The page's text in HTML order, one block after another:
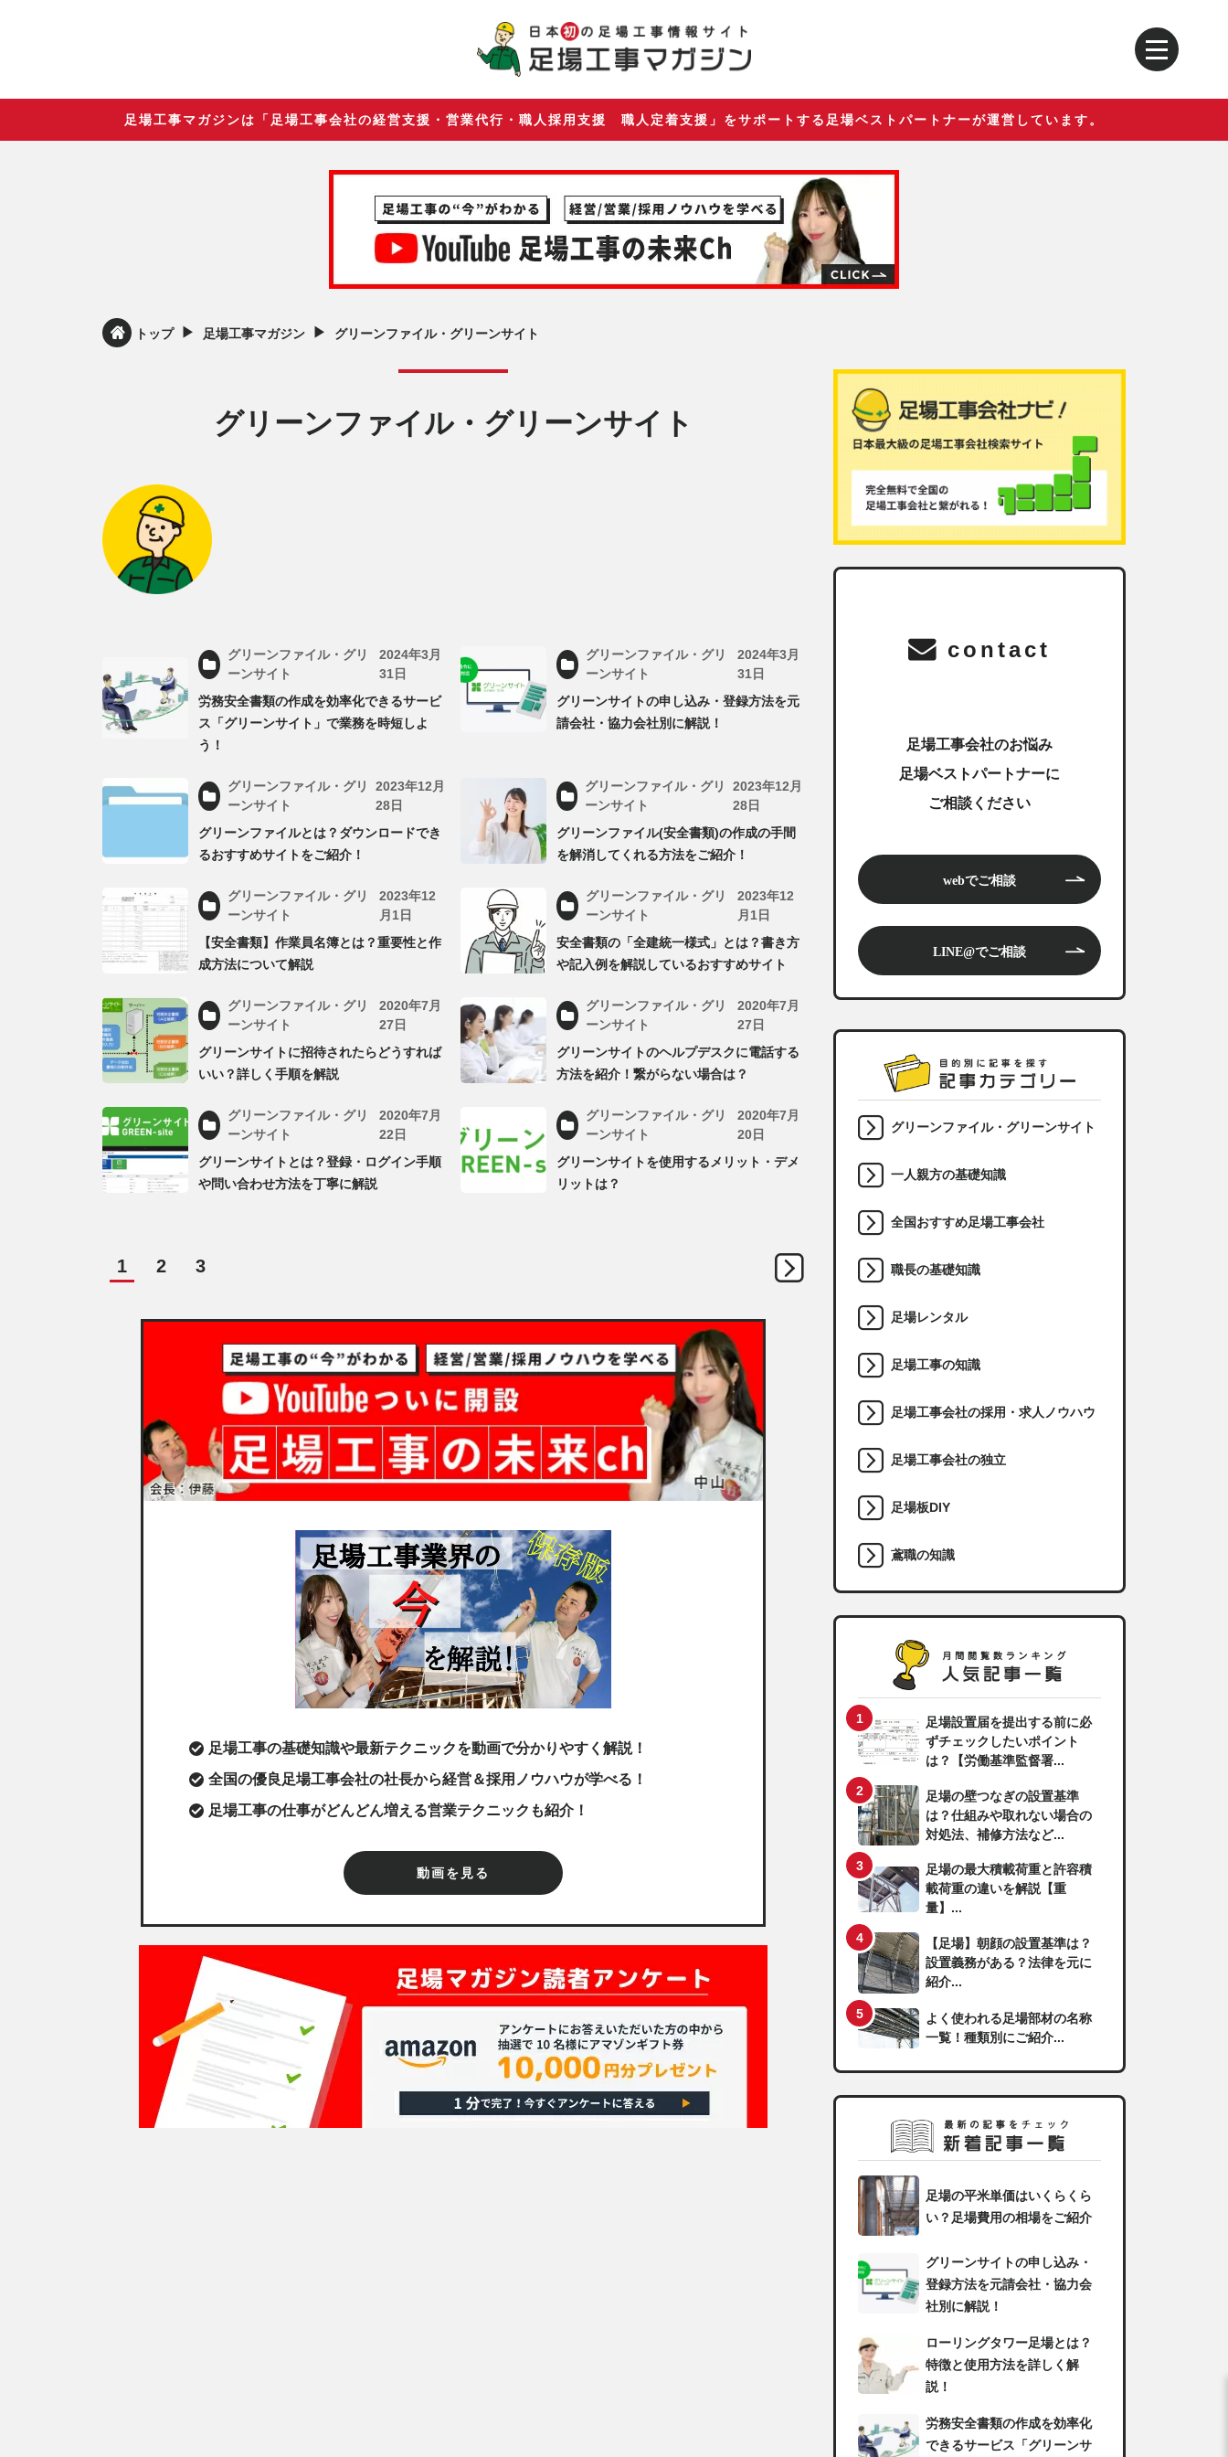
足場工事マガジンは「足場工事会社の経営支援・営業代行・職人採用支援 職人定着支援」をサポートする足場ベストパートナーが運営しています。
トップ ▶︎ 足場工事マガジン ▶︎ グリーンファイル・グリーンサイト
グリーンファイル・グリーンサイト
グリーンファイル・グリ
ーンサイト
2024年3月
31日
労務安全書類の作成を効率化できるサービ
ス「グリーンサイト」で業務を時短しよ
う！
グリーンファイル・グリ
ーンサイト
2024年3月
31日
グリーンサイトの申し込み・登録方法を元
請会社・協力会社別に解説！
グリーンファイル・グリ
ーンサイト
2023年12月
28日
グリーンファイルとは？ダウンロードでき
るおすすめサイトをご紹介！
グリーンファイル・グリ
ーンサイト
2023年12月
28日
グリーンファイル(安全書類)の作成の手間
を解消してくれる方法をご紹介！
グリーンファイル・グリ
ーンサイト
2023年12
月1日
【安全書類】作業員名簿とは？重要性と作
成方法について解説
グリーンファイル・グリ
ーンサイト
2023年12
月1日
安全書類の「全建統一様式」とは？書き方
や記入例を解説しているおすすめサイト
グリーンファイル・グリ
ーンサイト
2020年7月
27日
グリーンサイトに招待されたらどうすれば
いい？詳しく手順を解説
グリーンファイル・グリ
ーンサイト
2020年7月
27日
グリーンサイトのヘルプデスクに電話する
方法を紹介！繋がらない場合は？
グリーンファイル・グリ
ーンサイト
2020年7月
22日
グリーンサイトとは？登録・ログイン手順
や問い合わせ方法を丁寧に解説
グリーンファイル・グリ
ーンサイト
2020年7月
20日
グリーンサイトを使用するメリット・デメ
リットは？
1 2 3
足場工事の基礎知識や最新テクニックを動画で分かりやすく解説！
全国の優良足場工事会社の社長から経営＆採用ノウハウが学べる！
足場工事の仕事がどんどん増える営業テクニックも紹介！
動画を見る
contact
足場工事会社のお悩み
足場ベストパートナーに
ご相談ください
webでご相談
LINE@でご相談
グリーンファイル・グリーンサイト
一人親方の基礎知識
全国おすすめ足場工事会社
職長の基礎知識
足場レンタル
足場工事の知識
足場工事会社の採用・求人ノウハウ
足場工事会社の独立
足場板DIY
鳶職の知識
足場設置届を提出する前に必
ずチェックしたいポイント
は？【労働基準監督署...
足場の壁つなぎの設置基準
は？仕組みや取れない場合の
対処法、補修方法など...
足場の最大積載荷重と許容積
載荷重の違いを解説【重
量】...
【足場】朝顔の設置基準は？
設置義務がある？法律を元に
紹介...
よく使われる足場部材の名称
一覧！種類別にご紹介...
足場の平米単価はいくらくら
い？足場費用の相場をご紹介
グリーンサイトの申し込み・
登録方法を元請会社・協力会
社別に解説！
ローリングタワー足場とは？
特徴と使用方法を詳しく解
説！
労務安全書類の作成を効率化
できるサービス「グリーンサ